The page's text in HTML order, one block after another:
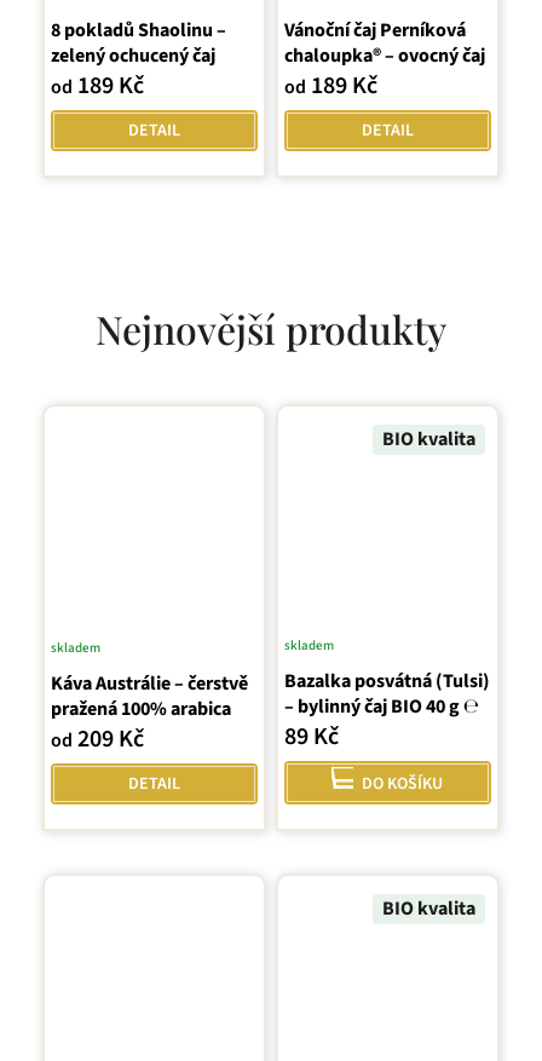
8 pokladů Shaolinu –
zelený ochucený čaj
hodnocení
produktu
je
5,0
z
5
od 189 Kč
DETAIL
Vánoční čaj Perníková
chaloupka® – ovocný čaj
od 189 Kč
DETAIL
Nejnovější produkty
Káva Austrálie – čerstvě
pražená 100% arabica
Průměrné
hodnocení
produktu
je
5,0
z
5
skladem
od 209 Kč
DETAIL
BIO kvalita
Bazalka posvátná (Tulsi)
– bylinný čaj BIO 40 g ℮
Průměrné
hodnocení
produktu
je
4,7
z
5
skladem
89 Kč
DO KOŠÍKU
BIO kvalita